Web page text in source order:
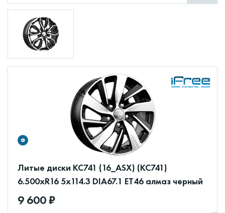
Литые диски КС741 (16_ASX) (КС741)
6.500xR16 5x114.3 DIA67.1 ET46 алмаз черный
9 600 ₽